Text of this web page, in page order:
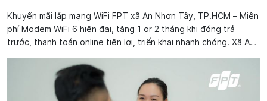
Khuyến mãi lắp mạng WiFi FPT xã An Nhơn Tây, TP.HCM – Miễn
phí Modem WiFi 6 hiện đại, tặng 1 or 2 tháng khi đóng trả
trước, thanh toán online tiện lợi, triển khai nhanh chóng. Xã An